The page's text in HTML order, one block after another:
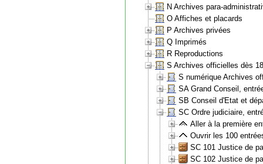
N Archives para-
O Affiches et placards
P Archives privées
Q Imprimés
R Reproductions
S Archives officielles dès
S numérique Archives
SA Grand Conseil,
SB Conseil d'Etat et
SC Ordre judiciaire,
Aller à la première
Ouvrir les 100
SC 101 Justice de
SC 102 Justice de